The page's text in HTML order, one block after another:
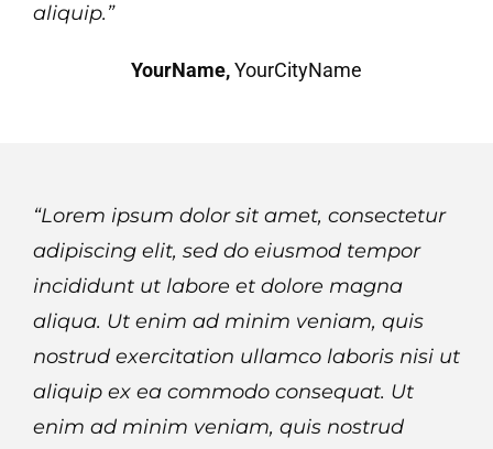
aliquip.”
YourName,YourCityName
“Lorem ipsum dolor sit amet, consectetur
adipiscing elit, sed do eiusmod tempor
incididunt ut labore et dolore magna
aliqua. Ut enim ad minim veniam, quis
nostrud exercitation ullamco laboris nisi ut
aliquip ex ea commodo consequat. Ut
enim ad minim veniam, quis nostrud